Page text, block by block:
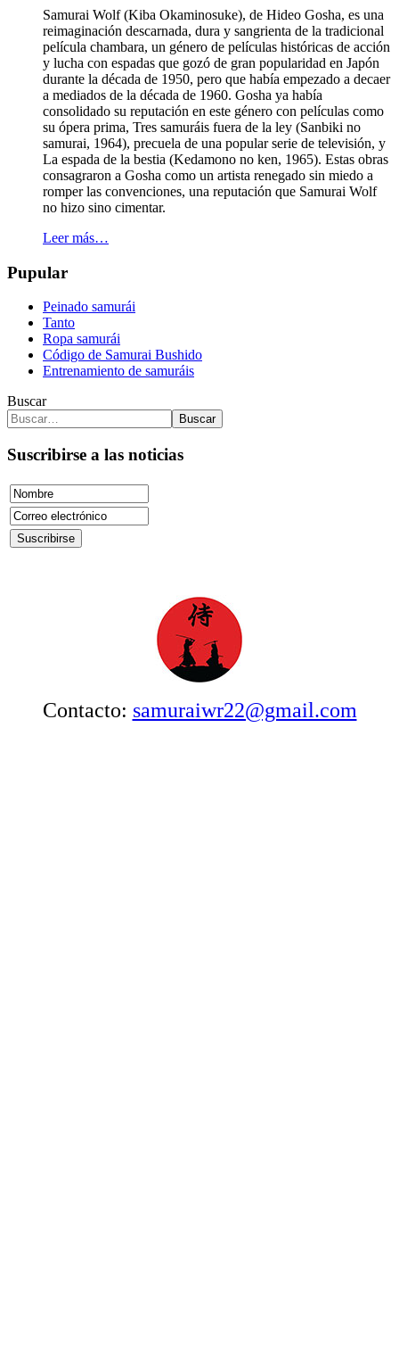
Samurai Wolf (Kiba Okaminosuke), de Hideo Gosha, es una
reimaginación descarnada, dura y sangrienta de la tradicional
película chambara, un género de películas históricas de acción
y lucha con espadas que gozó de gran popularidad en Japón
durante la década de 1950, pero que había empezado a decaer
a mediados de la década de 1960. Gosha ya había
consolidado su reputación en este género con películas como
su ópera prima, Tres samuráis fuera de la ley (Sanbiki no
samurai, 1964), precuela de una popular serie de televisión, y
La espada de la bestia (Kedamono no ken, 1965). Estas obras
consagraron a Gosha como un artista renegado sin miedo a
romper las convenciones, una reputación que Samurai Wolf
no hizo sino cimentar.
Leer más…
Pupular
Peinado samurái
Tanto
Ropa samurái
Código de Samurai Bushido
Entrenamiento de samuráis
Buscar
Buscar
Suscribirse a las noticias
Contacto: samuraiwr22@gmail.com